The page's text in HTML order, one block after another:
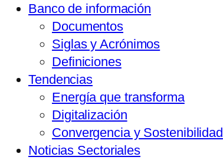
Banco de información
Documentos
Siglas y Acrónimos
Definiciones
Tendencias
Energía que transforma
Digitalización
Convergencia y Sostenibilidad
Noticias Sectoriales